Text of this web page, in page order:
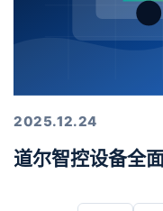
2025.12.24
道尔智控设备全